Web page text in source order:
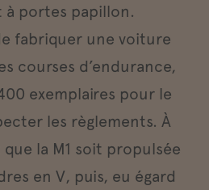
portes papillon.
fabriquer une voiture
courses d’endurance,
exemplaires pour le
les règlements. À
que la M1 soit propulsée
en V, puis, eu égard